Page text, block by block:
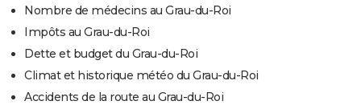
Nombre de médecins au Grau-du-Roi
Impôts au Grau-du-Roi
Dette et budget du Grau-du-Roi
Climat et historique météo du Grau-du-Roi
Accidents de la route au Grau-du-Roi